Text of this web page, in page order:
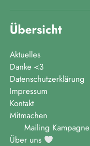
Übersicht
Aktuelles
Danke <3
Datenschutzerklärung
Impressum
Kontakt
Mitmachen
Mailing Kampagne
Über uns